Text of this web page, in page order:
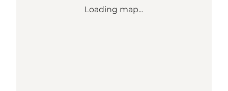
Loading map...